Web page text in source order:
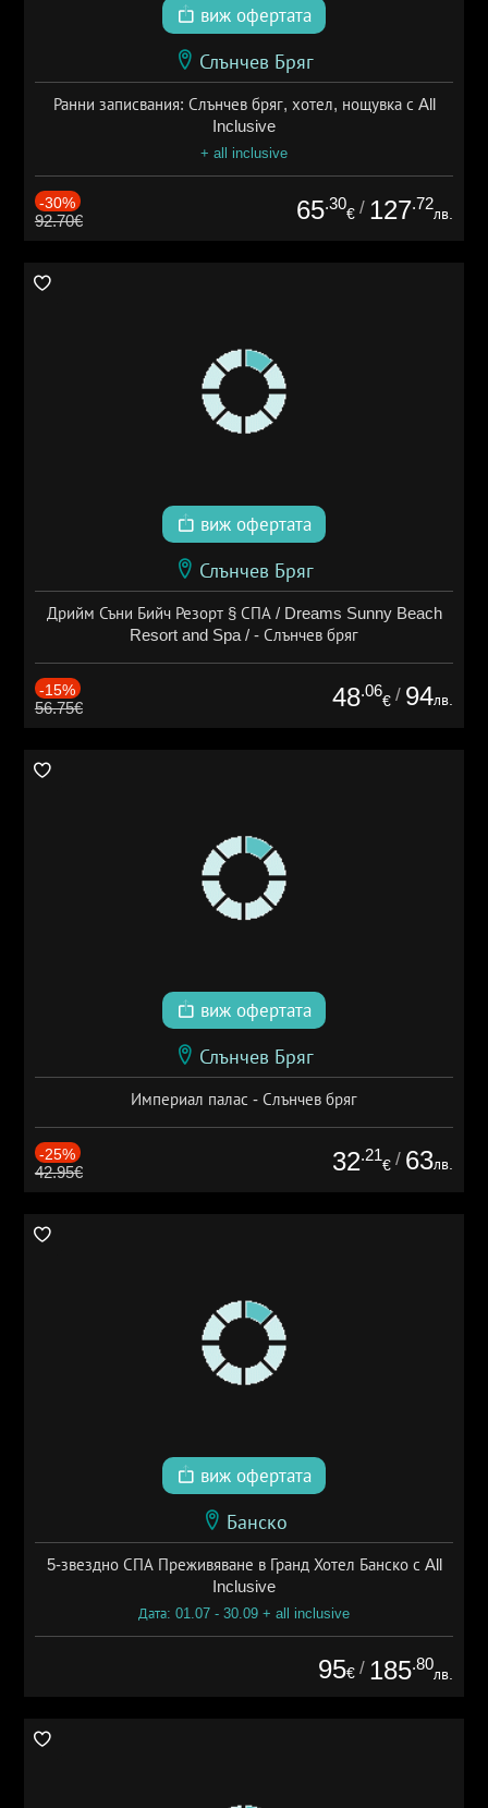
виж офертата
Слънчев Бряг
Ранни записвания: Слънчев бряг, хотел, нощувка с All
Inclusive
+ all inclusive
-30%
92.70€ 65.30
€ / 127.72
лв.
виж офертата
Слънчев Бряг
Дрийм Съни Бийч Резорт § СПА / Dreams Sunny Beach
Resort and Spa / - Слънчев бряг
-15%
56.75€ 48.06
€ / 94лв.
виж офертата
Слънчев Бряг
Империал палас - Слънчев бряг
-25%
42.95€ 32.21
€ / 63лв.
виж офертата
Банско
5-звездно СПА Преживяване в Гранд Хотел Банско с All
Inclusive
Дата: 01.07 - 30.09 + all inclusive
95€ / 185.80
лв.